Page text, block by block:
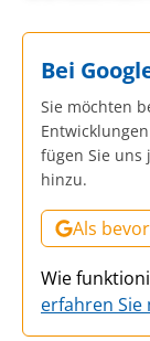
Bei
Sie möchten
fügen Sie uns
hinzu.
Als
Wie
erfahren Sie